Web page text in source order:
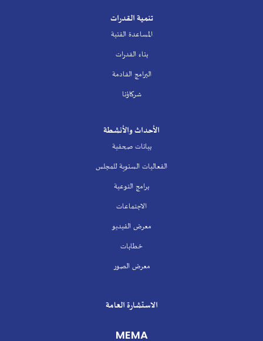
تنمية القدرات
المساعدة الفنية
بناء القدرات
البرامج القادمة
شركاؤنا
الأحداث والأنشطة
بيانات صحفية
الفعاليات السنوية للمجلس
برامج التوعية
الاجتماعات
معرض الفيديو
خطابات
معرض الصور
الاستشارة العامة
MEMA